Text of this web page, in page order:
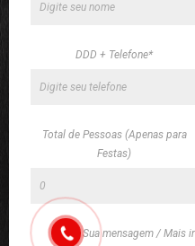
DDD + Telefone*
Total de Pessoas (Apenas para
Festas)
Sua mensagem / Mais